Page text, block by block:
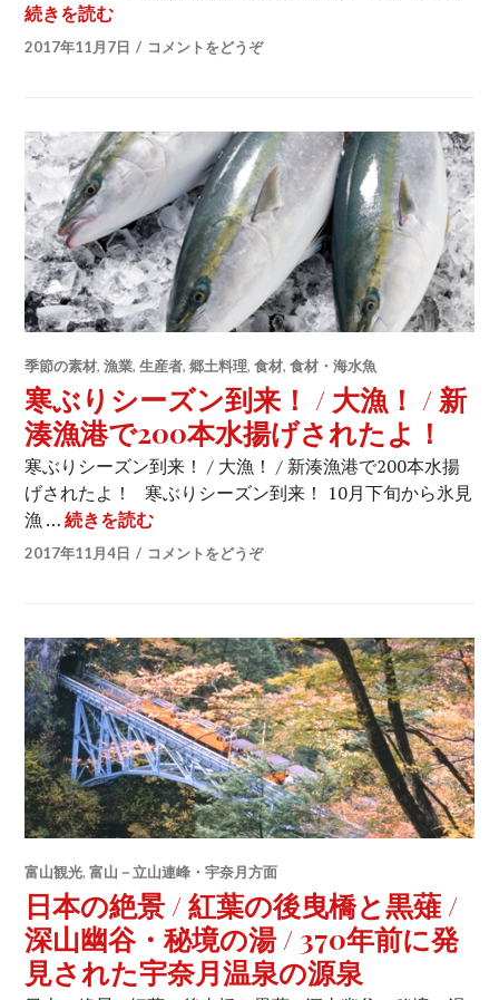
続きを読む
2017年11月7日 コメントをどうぞ
季節の素材,漁業,生産者,郷土料理,食材,食材・海水魚
寒ぶりシーズン到来！ / 大漁！ / 新
湊漁港で200本水揚げされたよ！
寒ぶりシーズン到来！ / 大漁！ / 新湊漁港で200本水揚
げされたよ！ 寒ぶりシーズン到来！ 10月下旬から氷見
漁 …続きを読む
2017年11月4日 コメントをどうぞ
富山観光,富山－立山連峰・宇奈月方面
日本の絶景 / 紅葉の後曳橋と黒薙 /
深山幽谷・秘境の湯 / 370年前に発
見された宇奈月温泉の源泉